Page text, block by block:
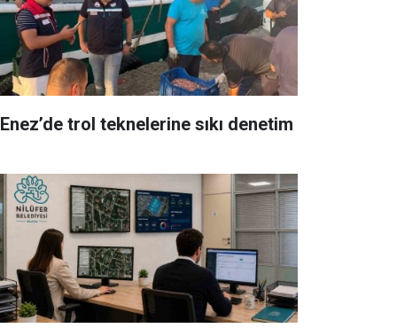
Enez’de trol teknelerine sıkı denetim